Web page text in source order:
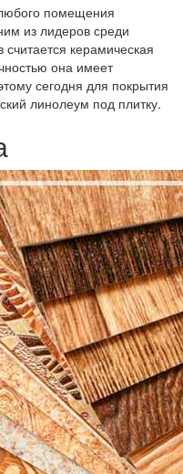
помещения
из лидеров среди
керамическая
она имеет
сегодня для покрытия
линолеум под плитку.